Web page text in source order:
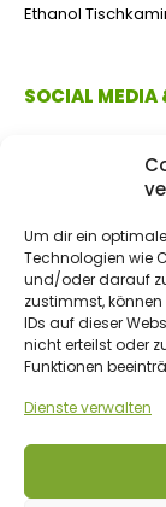
Um dir ein
Technologien wie
und/oder darauf
zustimmst,
IDs auf dieser
nicht erteilst oder
Funktionen
Dienste verwalten
Ethanol
SOCIAL MEDIA